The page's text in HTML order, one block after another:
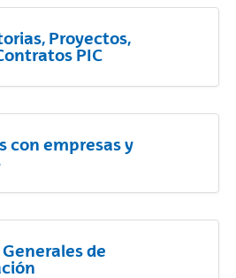
Proyectos,
PIC
con empresas y
de